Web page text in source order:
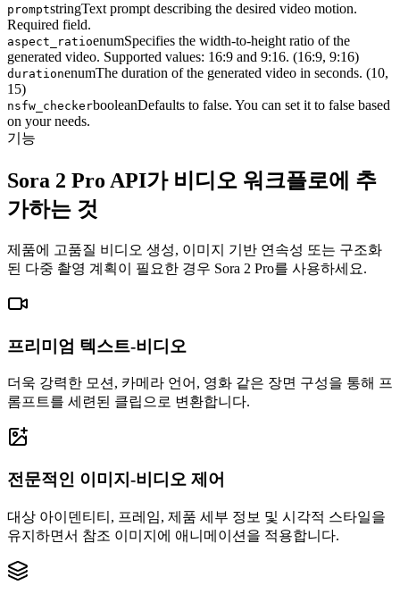
promptstringText prompt describing the desired video motion.
Required field.
aspect_ratioenumSpecifies the width-to-height ratio of the
generated video. Supported values: 16:9 and 9:16. (16:9, 9:16)
durationenumThe duration of the generated video in seconds. (10,
15)
nsfw_checkerbooleanDefaults to false. You can set it to false based
on your needs.
기능
Sora 2 Pro API가 비디오 워크플로에 추
가하는 것
제품에 고품질 비디오 생성, 이미지 기반 연속성 또는 구조화
된 다중 촬영 계획이 필요한 경우 Sora 2 Pro를 사용하세요.
프리미엄 텍스트-비디오
더욱 강력한 모션, 카메라 언어, 영화 같은 장면 구성을 통해 프
롬프트를 세련된 클립으로 변환합니다.
전문적인 이미지-비디오 제어
대상 아이덴티티, 프레임, 제품 세부 정보 및 시각적 스타일을
유지하면서 참조 이미지에 애니메이션을 적용합니다.